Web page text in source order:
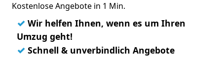
Kostenlose Angebote in 1 Min.
✓ Wir helfen Ihnen, wenn es um Ihren
Umzug geht!
✓ Schnell & unverbindlich Angebote